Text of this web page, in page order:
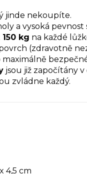
jinde nekoupíte.
a vysoká pevnost
kg na každé
(zdravotně
jsou již započítány
zvládne každý.
4,5 cm